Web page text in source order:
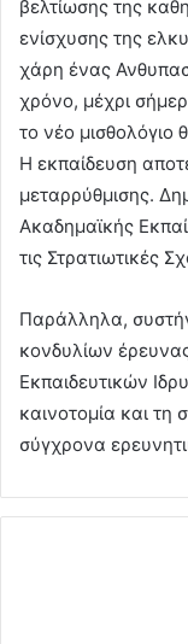
βελτίωσης της
ενίσχυσης της
χάρη ένας
χρόνο, μέχρι
το νέο μισθολόγιο
Η εκπαίδευση
μεταρρύθμισης.
Ακαδημαϊκής
τις Στρατιωτικές
Παράλληλα,
κονδυλίων
Εκπαιδευτικών
καινοτομία και
σύγχρονα